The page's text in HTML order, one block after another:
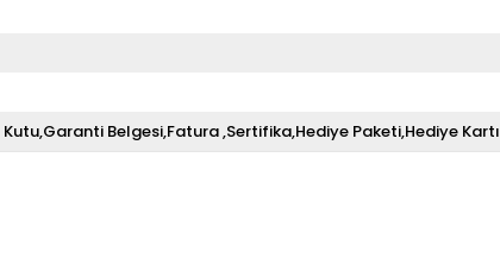
Belgesi,Fatura ,Sertifika,Hediye Paketi,Hediye Kartı